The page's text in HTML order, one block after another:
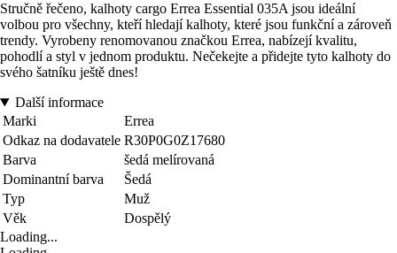
Stručně řečeno, kalhoty cargo Errea Essential 035A jsou ideální
volbou pro všechny, kteří hledají kalhoty, které jsou funkční a zároveň
trendy. Vyrobeny renomovanou značkou Errea, nabízejí kvalitu,
pohodlí a styl v jednom produktu. Nečekejte a přidejte tyto kalhoty do
svého šatníku ještě dnes!
Další informace
Marki
Errea
Odkaz na dodavatele R30P0G0Z17680
Barva
šedá melírovaná
Dominantní barva
Šedá
Typ
Muž
Věk
Dospělý
Loading...